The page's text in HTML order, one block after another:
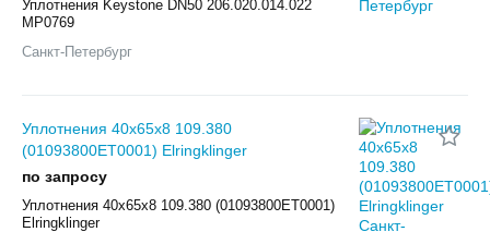
Уплотнения Keystone DN50 206.020.014.022
MP0769
Санкт-Петербург
Уплотнения 40x65x8 109.380
(01093800ET0001) Elringklinger
по запросу
Уплотнения 40x65x8 109.380 (01093800ET0001)
Elringklinger